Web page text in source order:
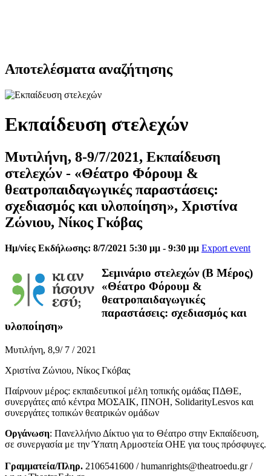
Αποτελέσματα αναζήτησης
Εκπαίδευση στελεχών
Μυτιλήνη, 8-9/7/2021, Εκπαίδευση
στελεχών - «Θέατρο Φόρουμ &
θεατροπαιδαγωγικές παραστάσεις:
σχεδιασμός και υλοποίηση», Χριστίνα
Ζώνιου, Νίκος Γκόβας
Ημ/νίες Εκδήλωσης: 8/7/2021 5:30 μμ - 9:30 μμ Export event
Σεμινάριο στελεχών (Β Μέρος)
«Θέατρο Φόρουμ &
θεατροπαιδαγωγικές
παραστάσεις: σχεδιασμός και
υλοποίηση»
Μυτιλήνη, 8,9/ 7 / 2021
Χριστίνα Ζώνιου, Νίκος Γκόβας
Παίρνουν μέρος: εκπαιδευτικοί μέλη τοπικής ομάδας ΠΔΘΕ,
συνεργάτες από κέντρα ΜΟΣΑΙΚ, ΠΝΟΗ, SolidarityLesvos και
συνεργάτες τοπικών θεατρικών ομάδων
Οργάνωση: Πανελλήνιο Δίκτυο για το Θέατρο στην Εκπαίδευση,
σε συνεργασία με την Ύπατη Αρμοστεία ΟΗΕ για τους πρόσφυγες.
Γραμματεία/Πληρ. 2106541600 / humanrights@theatroedu.gr /